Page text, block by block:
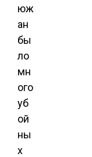
юж
ан
бы
ло
мн
ого
уб
ой
ны
х